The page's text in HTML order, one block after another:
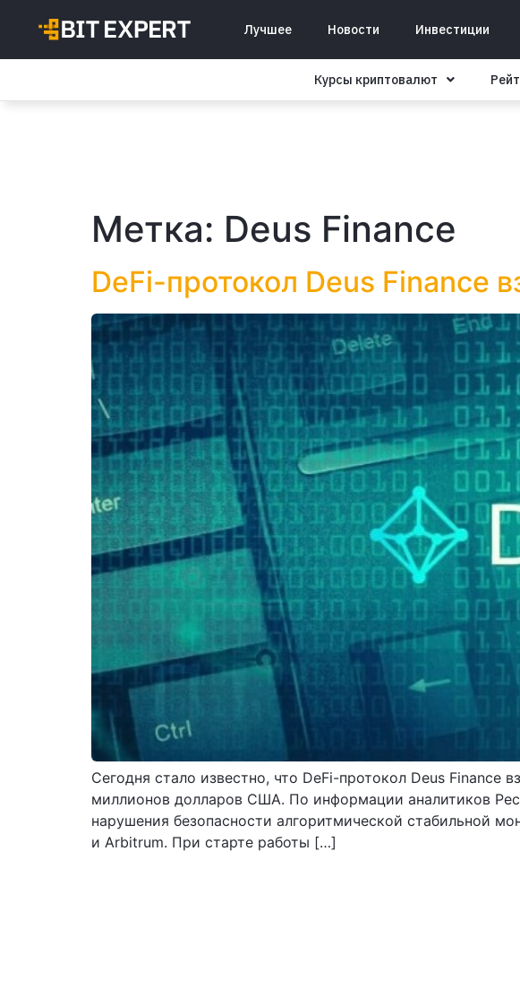
Лучшее Новости Инвестиции
Курсы криптовалют
Метка: Deus Finance
DeFi-протокол Deus Finance
Сегодня стало известно, что DeFi-протокол Deus
миллионов долларов США. По информации аналитиков
нарушения безопасности алгоритмической стабильной
и Arbitrum. При старте работы […]